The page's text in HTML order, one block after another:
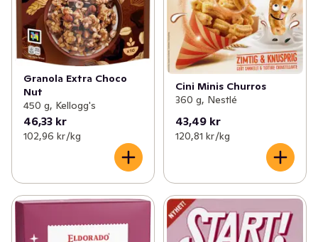
Granola Extra Choco
Nut
450 g, Kellogg's
46,33 kr
102,96 kr /kg
Cini Minis Churros
360 g, Nestlé
43,49 kr
120,81 kr /kg